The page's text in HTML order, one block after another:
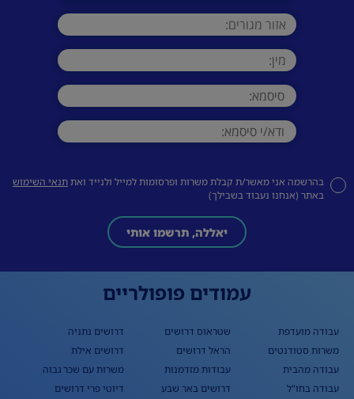
בהרשמה אני מאשר/ת קבלת משרות ופרסומות למייל ולנייד ואתתנאי השימוש
באתר (אנחנו נעבוד בשבילך)
יאללה, תרשמו אותי
עמודים פופולריים
עבודה מועדפת
משרות סטודנטים
עבודה מהבית
עבודה בחו"ל
שטראוס דרושים
הראל דרושים
עבודות מזדמנות
דרושים באר שבע
דרושים נתניה
דרושים אילת
משרות עם שכר גבוה
דיוטי פרי דרושים